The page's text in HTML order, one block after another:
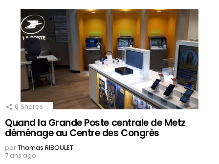
0 Shares
Quand la Grande Poste centrale de Metz
déménage au Centre des Congrès
parThomas RIBOULET
7 ans ago